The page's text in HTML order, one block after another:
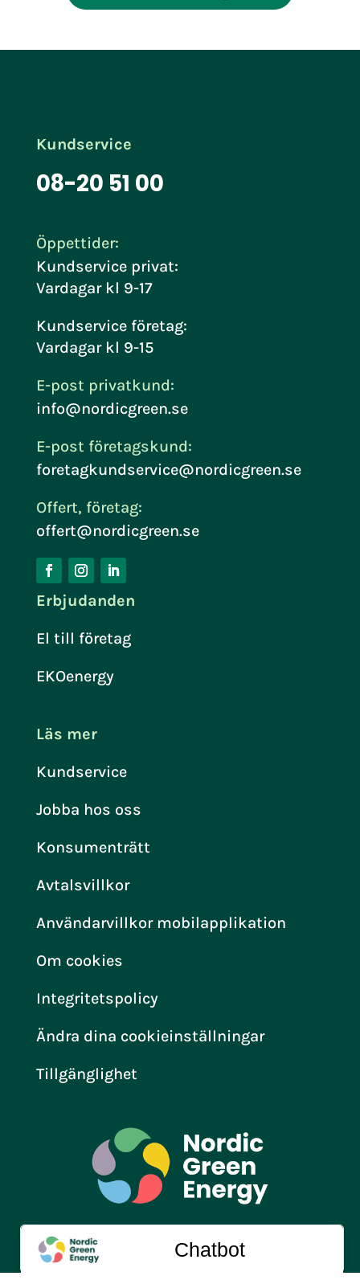
Kundservice
08-20 51 00
Öppettider:
Kundservice privat:
Vardagar kl 9-17
Kundservice företag:
Vardagar kl 9-15
E-post privatkund:
info@nordicgreen.se
E-post företagskund:
foretagkundservice@nordicgreen.se
Offert, företag:
offert@nordicgreen.se
Erbjudanden
El till företag
EKOenergy
Läs mer
Kundservice
Jobba hos oss
Konsumenträtt
Avtalsvillkor
Användarvillkor mobilapplikation
Om cookies
Integritetspolicy
Ändra dina cookieinställningar
Tillgänglighet